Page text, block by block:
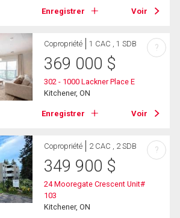
Enregistrer Voir
Copropriété 1 CAC , 1 SDB
369 000 $
302 - 1000 Lackner Place E
Kitchener, ON
Enregistrer Voir
?
Copropriété 2 CAC , 2 SDB
349 900 $
24 Mooregate Crescent Unit#
103
Kitchener, ON
?